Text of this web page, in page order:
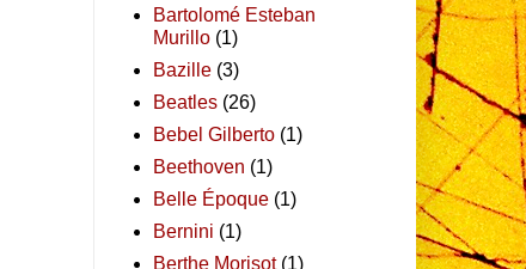
Bartolomé Esteban
Murillo (1)
Bazille (3)
Beatles (26)
Bebel Gilberto (1)
Beethoven (1)
Belle Époque (1)
Bernini (1)
Berthe Morisot (1)